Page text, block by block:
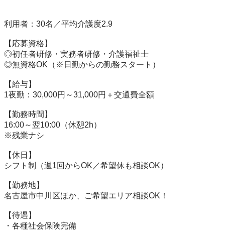
利用者：30名／平均介護度2.9
【応募資格】
◎初任者研修・実務者研修・介護福祉士
◎無資格OK（※日勤からの勤務スタート）
【給与】
1夜勤：30,000円～31,000円＋交通費全額
【勤務時間】
16:00～翌10:00（休憩2h）
※残業ナシ
【休日】
シフト制（週1回からOK／希望休も相談OK）
【勤務地】
名古屋市中川区ほか、ご希望エリア相談OK！
【待遇】
・各種社会保険完備